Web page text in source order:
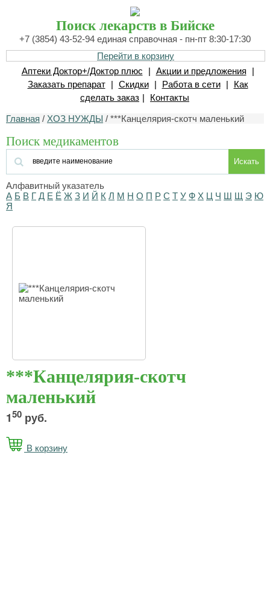
Поиск лекарств в Бийске
+7 (3854) 43-52-94 единая справочная - пн-пт 8:30-17:30
Перейти в корзину
Аптеки Доктор+/Доктор плюс
| Акции и предложения
|
Заказать препарат
| Скидки | Работа в сети |
Как
сделать заказ | Контакты
Главная / ХОЗ НУЖДЫ / ***Канцелярия-скотч маленький
Поиск медикаментов
Искать
Алфавитный указатель
А Б В Г Д Е Ё Ж З И Й К Л М Н О П Р С Т У Ф Х Ц Ч Ш Щ Э Ю
Я
***Канцелярия-скотч
маленький
150 руб.
В корзину